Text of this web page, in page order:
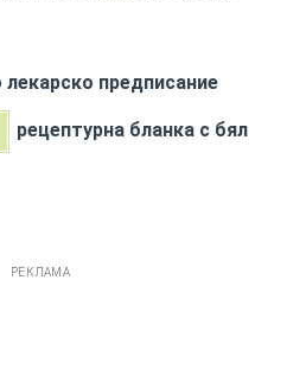
лекарско предписание
рецептурна бланка с бял
РЕКЛАМА